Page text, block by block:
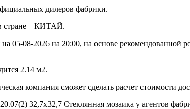
дилеров фабрики.
стране – КИТАЙ.
05-08-2026 на 20:00, на основе
2.14 м2.
компания сможет сделать расчет стоимости
32,7x32,7 Стеклянная мозаика у агентов